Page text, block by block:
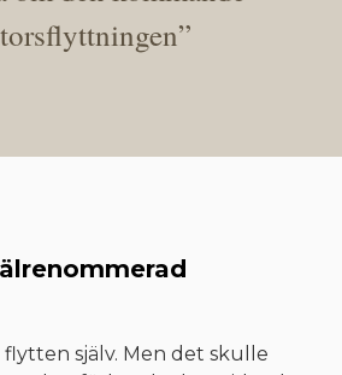
flytten själv. Men det skulle